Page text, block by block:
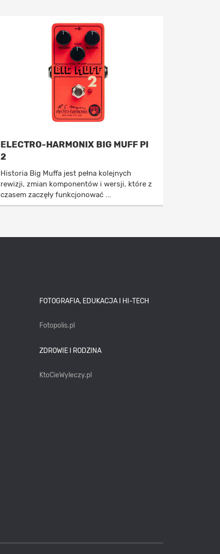
ELECTRO-HARMONIX BIG MUFF PI
2
Historia Big Muffa jest pełna kolejnych
rewizji, zmian komponentów i wersji, które z
czasem zaczęły funkcjonować ...
FOTOGRAFIA, EDUKACJA I HI-TECH
Fotopolis.pl
ZDROWIE I RODZINA
KtoCieWyleczy.pl